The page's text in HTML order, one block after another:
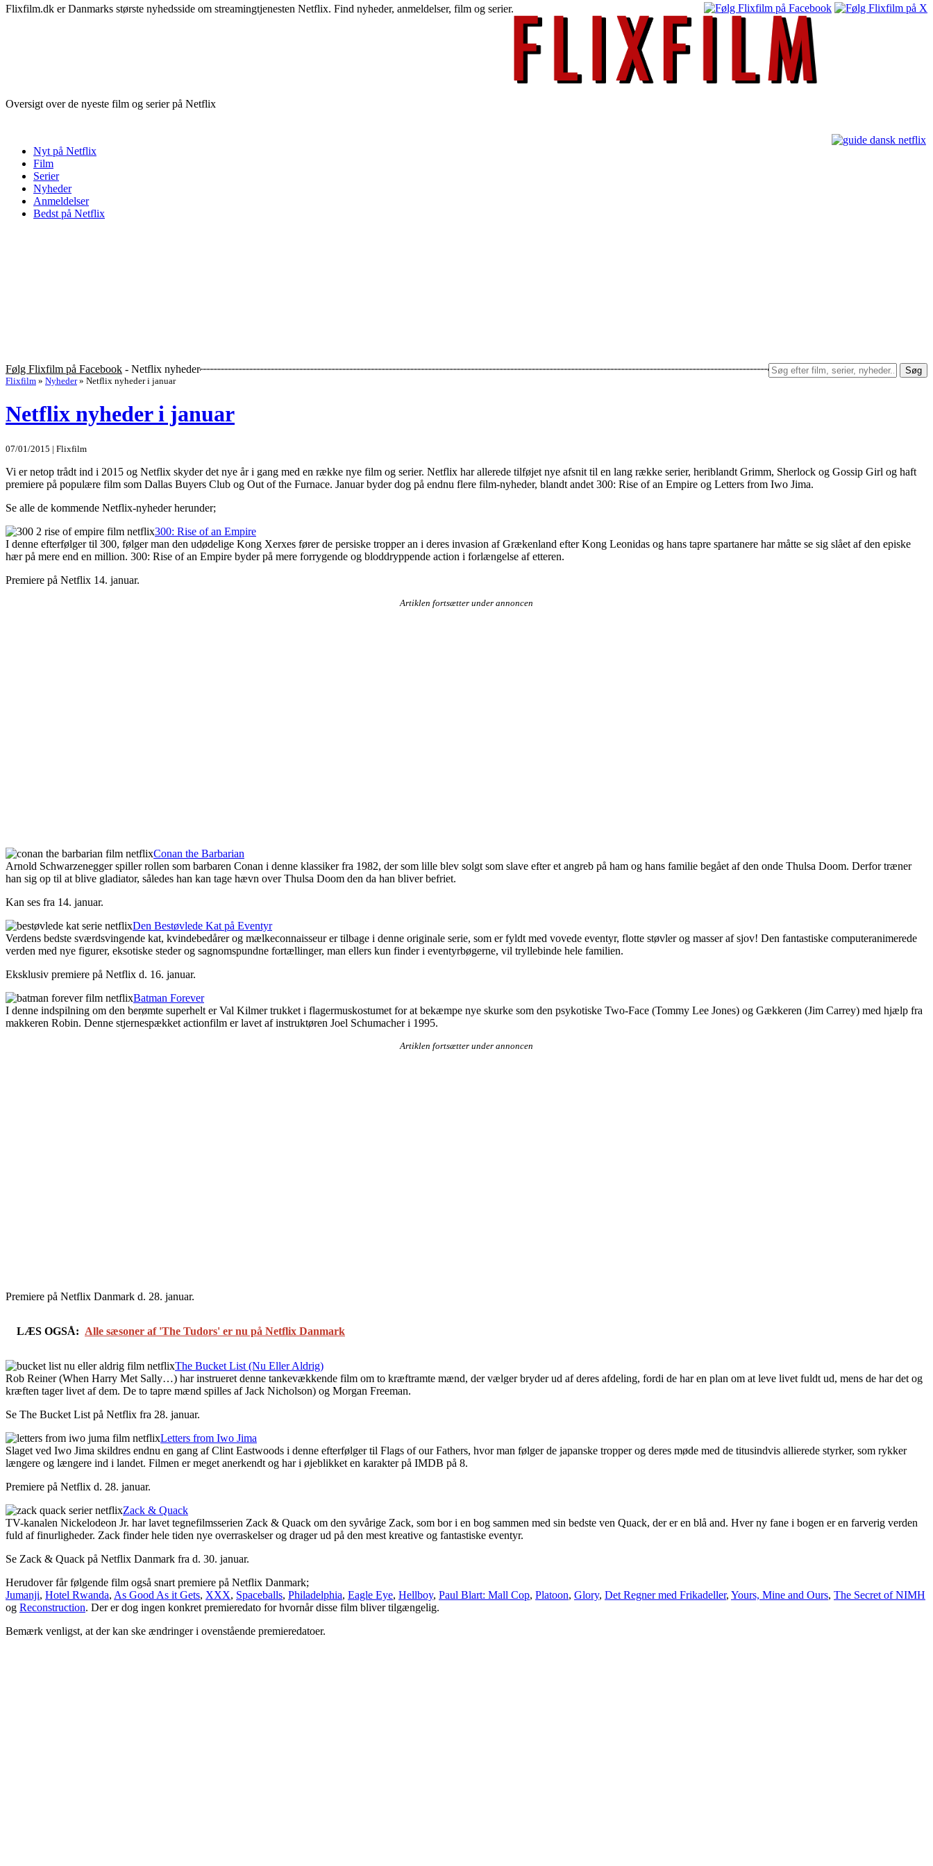
Flixfilm.dk er Danmarks største nyhedsside om streamingtjenesten Netflix. Find nyheder, anmeldelser, film og serier.
Oversigt over de nyeste film og serier på Netflix
Nyt på Netflix
Film
Serier
Nyheder
Anmeldelser
Bedst på Netflix
Følg Flixfilm på Facebook - Netflix nyheder
Søg
Flixfilm » Nyheder » Netflix nyheder i januar
Netflix nyheder i januar
07/01/2015 | Flixfilm
Vi er netop trådt ind i 2015 og Netflix skyder det nye år i gang med en række nye film og serier. Netflix har allerede tilføjet nye afsnit til en lang række serier, heriblandt Grimm, Sherlock og Gossip Girl og haft
premiere på populære film som Dallas Buyers Club og Out of the Furnace. Januar byder dog på endnu flere film-nyheder, blandt andet 300: Rise of an Empire og Letters from Iwo Jima.
Se alle de kommende Netflix-nyheder herunder;
300: Rise of an Empire
I denne efterfølger til 300, følger man den udødelige Kong Xerxes fører de persiske tropper an i deres invasion af Grækenland efter Kong Leonidas og hans tapre spartanere har måtte se sig slået af den episke
hær på mere end en million. 300: Rise of an Empire byder på mere forrygende og bloddryppende action i forlængelse af etteren.
Premiere på Netflix 14. januar.
Artiklen fortsætter under annoncen
Conan the Barbarian
Arnold Schwarzenegger spiller rollen som barbaren Conan i denne klassiker fra 1982, der som lille blev solgt som slave efter et angreb på ham og hans familie begået af den onde Thulsa Doom. Derfor træner
han sig op til at blive gladiator, således han kan tage hævn over Thulsa Doom den da han bliver befriet.
Kan ses fra 14. januar.
Den Bestøvlede Kat på Eventyr
Verdens bedste sværdsvingende kat, kvindebedårer og mælkeconnaisseur er tilbage i denne originale serie, som er fyldt med vovede eventyr, flotte støvler og masser af sjov! Den fantastiske computeranimerede
verden med nye figurer, eksotiske steder og sagnomspundne fortællinger, man ellers kun finder i eventyrbøgerne, vil tryllebinde hele familien.
Eksklusiv premiere på Netflix d. 16. januar.
Batman Forever
I denne indspilning om den berømte superhelt er Val Kilmer trukket i flagermuskostumet for at bekæmpe nye skurke som den psykotiske Two-Face (Tommy Lee Jones) og Gækkeren (Jim Carrey) med hjælp fra
makkeren Robin. Denne stjernespækket actionfilm er lavet af instruktøren Joel Schumacher i 1995.
Artiklen fortsætter under annoncen
Premiere på Netflix Danmark d. 28. januar.
LÆS OGSÅ: Alle sæsoner af 'The Tudors' er nu på Netflix Danmark
The Bucket List (Nu Eller Aldrig)
Rob Reiner (When Harry Met Sally…) har instrueret denne tankevækkende film om to kræftramte mænd, der vælger bryder ud af deres afdeling, fordi de har en plan om at leve livet fuldt ud, mens de har det og
kræften tager livet af dem. De to tapre mænd spilles af Jack Nicholson) og Morgan Freeman.
Se The Bucket List på Netflix fra 28. januar.
Letters from Iwo Jima
Slaget ved Iwo Jima skildres endnu en gang af Clint Eastwoods i denne efterfølger til Flags of our Fathers, hvor man følger de japanske tropper og deres møde med de titusindvis allierede styrker, som rykker
længere og længere ind i landet. Filmen er meget anerkendt og har i øjeblikket en karakter på IMDB på 8.
Premiere på Netflix d. 28. januar.
Zack & Quack
TV-kanalen Nickelodeon Jr. har lavet tegnefilmsserien Zack & Quack om den syvårige Zack, som bor i en bog sammen med sin bedste ven Quack, der er en blå and. Hver ny fane i bogen er en farverig verden
fuld af finurligheder. Zack finder hele tiden nye overraskelser og drager ud på den mest kreative og fantastiske eventyr.
Se Zack & Quack på Netflix Danmark fra d. 30. januar.
Herudover får følgende film også snart premiere på Netflix Danmark;
Jumanji, Hotel Rwanda, As Good As it Gets, XXX, Spaceballs, Philadelphia, Eagle Eye, Hellboy, Paul Blart: Mall Cop, Platoon, Glory, Det Regner med Frikadeller, Yours, Mine and Ours, The Secret of NIMH
og Reconstruction. Der er dog ingen konkret premieredato for hvornår disse film bliver tilgængelig.
Bemærk venligst, at der kan ske ændringer i ovenstående premieredatoer.